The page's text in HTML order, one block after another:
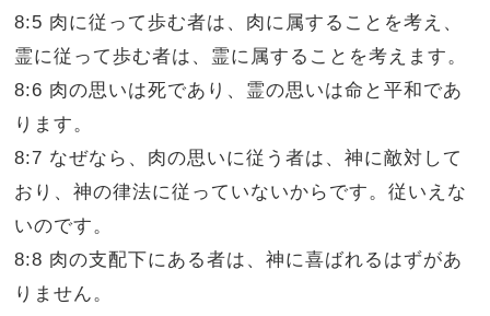
8:5 肉に従って歩む者は、肉に属することを考え、
霊に従って歩む者は、霊に属することを考えます。
8:6 肉の思いは死であり、霊の思いは命と平和であ
ります。
8:7 なぜなら、肉の思いに従う者は、神に敵対して
おり、神の律法に従っていないからです。従いえな
いのです。
8:8 肉の支配下にある者は、神に喜ばれるはずがあ
りません。